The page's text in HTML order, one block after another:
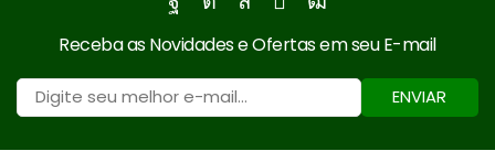
Facebook
Instagram
Whatsapp
EmailYoutube
Receba as Novidades e Ofertas em seu E-mail
ENVIAR